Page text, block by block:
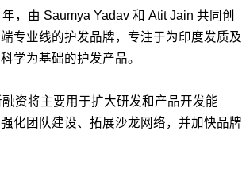
，由 Saumya Yadav 和 Atit Jain 共同创
专业线的护发品牌，专注于为印度发质及
学为基础的护发产品。
资将主要用于扩大研发和产品开发能
化团队建设、拓展沙龙网络，并加快品牌